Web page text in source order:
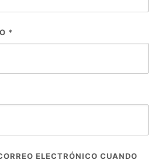
*
ELECTRÓNICO CUANDO